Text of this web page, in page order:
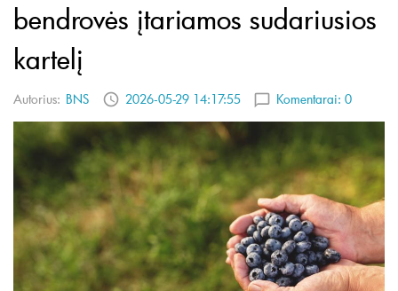
bendrovės įtariamos sudariusios
kartelį
Autorius: BNS 2026-05-29 14:17:55 Komentarai: 0